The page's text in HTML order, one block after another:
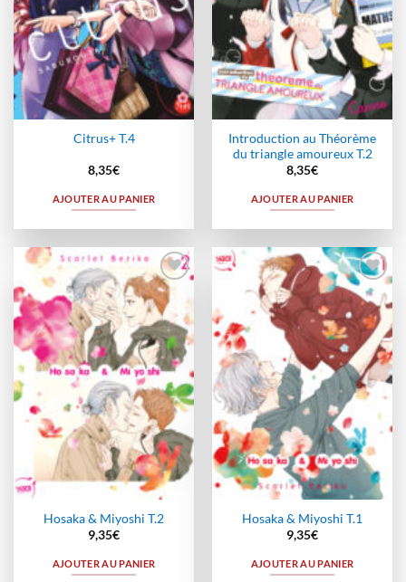
Citrus+ T.4
8,35€
AJOUTER AU PANIER
Introduction au Théorème
du triangle amoureux T.2
8,35€
AJOUTER AU PANIER
Ajouter
à la
wishlist
Hosaka & Miyoshi T.2
9,35€
AJOUTER AU PANIER
Ajouter
à la
wishlist
Hosaka & Miyoshi T.1
9,35€
AJOUTER AU PANIER